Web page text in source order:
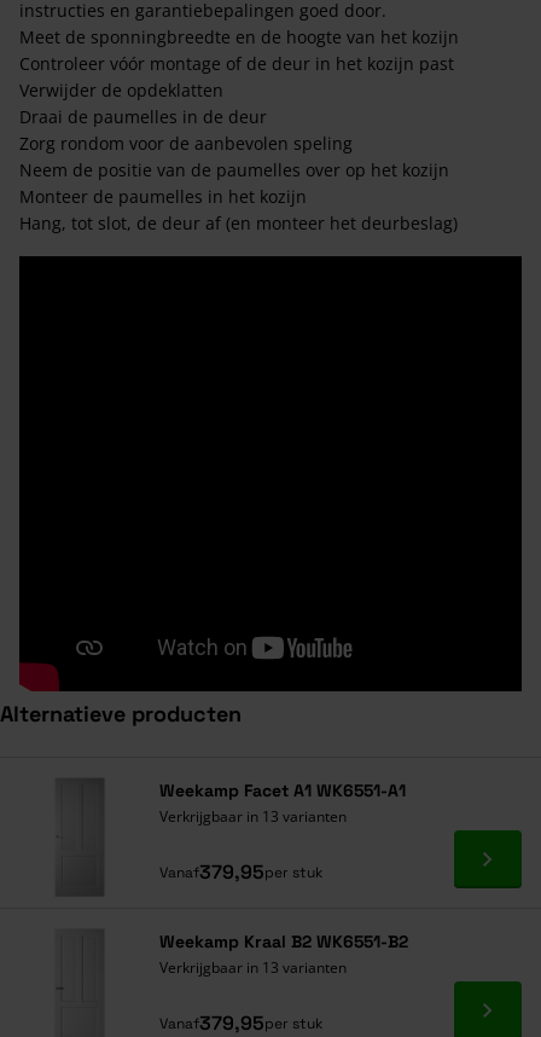
instructies en garantiebepalingen goed door.
Meet de sponningbreedte en de hoogte van het kozijn
Controleer vóór montage of de deur in het kozijn past
Verwijder de opdeklatten
Draai de paumelles in de deur
Zorg rondom voor de aanbevolen speling
Neem de positie van de paumelles over op het kozijn
Monteer de paumelles in het kozijn
Hang, tot slot, de deur af (en monteer het deurbeslag)
Alternatieve producten
Weekamp Facet A1 WK6551-A1
Verkrijgbaar in 13 varianten
Vanaf379,95per stuk Ga
Weekamp Kraal B2 WK6551-B2
Verkrijgbaar in 13 varianten
Vanaf379,95per stuk Ga